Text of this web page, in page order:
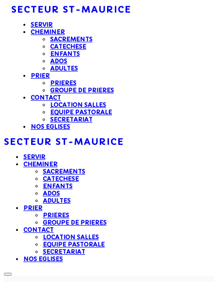
SECTEUR ST-MAURICE
SERVIR
CHEMINER
SACREMENTS
CATECHESE
ENFANTS
ADOS
ADULTES
PRIER
PRIERES
GROUPE DE PRIERES
CONTACT
LOCATION SALLES
EQUIPE PASTORALE
SECRETARIAT
NOS EGLISES
SECTEUR ST-MAURICE
SERVIR
CHEMINER
SACREMENTS
CATECHESE
ENFANTS
ADOS
ADULTES
PRIER
PRIERES
GROUPE DE PRIERES
CONTACT
LOCATION SALLES
EQUIPE PASTORALE
SECRETARIAT
NOS EGLISES